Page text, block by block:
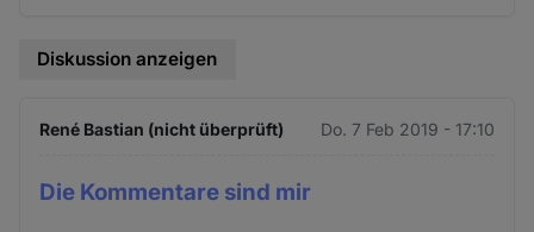
Diskussion anzeigen
René Bastian (nicht überprüft) Do. 7 Feb 2019 - 17:10
Die Kommentare sind mir